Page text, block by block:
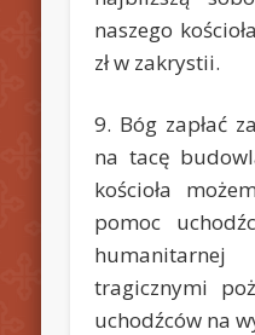
naszego
zł w zakrystii.
9. Bóg zapłać
na tacę
kościoła
pomoc
tragicznymi
uchodźców na